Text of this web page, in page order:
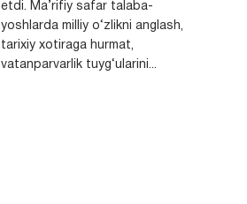
etdi. Ma’rifiy safar talaba-
yoshlarda milliy o‘zlikni anglash,
tarixiy xotiraga hurmat,
vatanparvarlik tuyg‘ularini...